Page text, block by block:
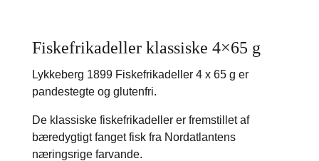
Fiskefrikadeller klassiske 4×65 g
Lykkeberg 1899 Fiskefrikadeller 4 x 65 g er
pandestegte og glutenfri.
De klassiske fiskefrikadeller er fremstillet af
bæredygtigt fanget fisk fra Nordatlantens
næringsrige farvande.